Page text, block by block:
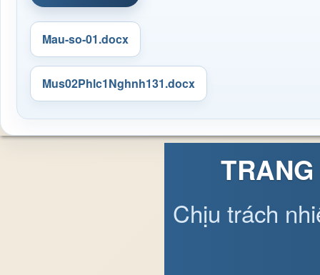
Mau-so-01.docx
Mus02Phlc1Nghnh131.docx
Chịu trách